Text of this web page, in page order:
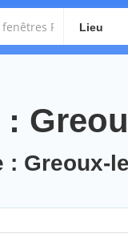
Lieu
Greoux-